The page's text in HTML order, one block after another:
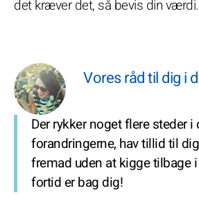
det kræver det, så bevis din værdi.
Vores råd til dig i
Der rykker noget flere steder
forandringerne, hav tillid til
fremad uden at kigge tilbage
fortid er bag dig!